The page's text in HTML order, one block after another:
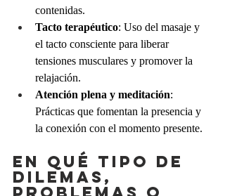
contenidas.
Tacto terapéutico: Uso del masaje y
el tacto consciente para liberar
tensiones musculares y promover la
relajación.
Atención plena y meditación:
Prácticas que fomentan la presencia y
la conexión con el momento presente.
En qué tipo de
dilemas,